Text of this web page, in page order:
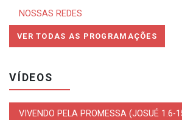
NOSSAS REDES
VER TODAS AS PROGRAMAÇÕES
VÍDEOS
VIVENDO PELA PROMESSA (JOSUÉ 1.6-